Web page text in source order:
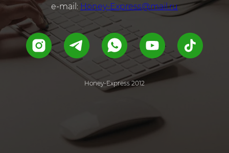
e-mail: Honey-Express@mail.ru
Honey-Express 2012